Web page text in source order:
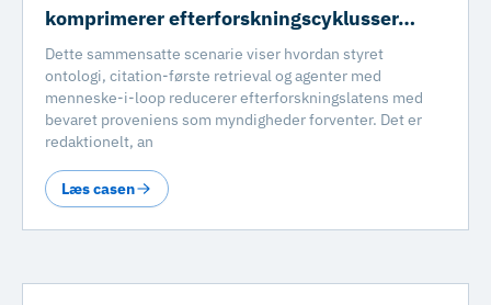
komprimerer efterforskningscyklusser…
Dette sammensatte scenarie viser hvordan styret
ontologi, citation-første retrieval og agenter med
menneske-i-loop reducerer efterforskningslatens med
bevaret proveniens som myndigheder forventer. Det er
redaktionelt, an
Læs casen